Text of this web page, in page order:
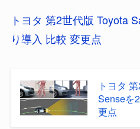
トヨタ 第2世代版 Toyota
り導入 比較 変更点
トヨタ
Senseを
更点